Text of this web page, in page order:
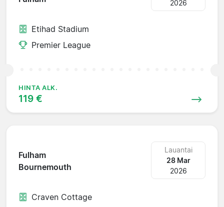
2026
Etihad Stadium
Premier League
HINTA ALK.
119 €
Fulham
Bournemouth
Lauantai
28 Mar
2026
Craven Cottage